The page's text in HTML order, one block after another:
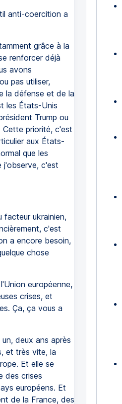
anti-coercition a
grâce à la
renforcer déjà
avons
pas utiliser,
la défense et de la
les États-Unis
Trump ou
Cette priorité, c'est
aux États-
que les
j'observe, c'est
ukrainien,
c'est
a encore besoin,
chose
européenne,
crises, et
Ça, ça vous a
deux ans après
et très vite, la
Et elle se
des crises
européens. Et
de la France, des